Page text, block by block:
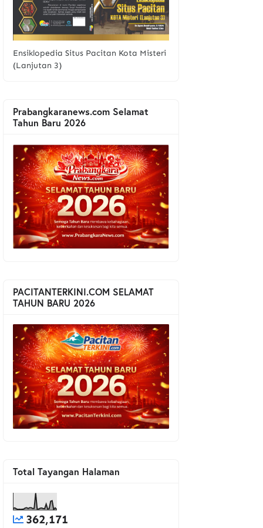
Ensiklopedia Situs Pacitan Kota Misteri
(Lanjutan 3)
Prabangkaranews.com Selamat
Tahun Baru 2026
PACITANTERKINI.COM SELAMAT
TAHUN BARU 2026
Total Tayangan Halaman
362,171